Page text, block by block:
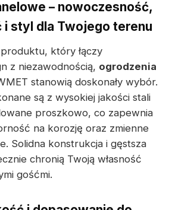
– nowoczesność,
i styl dla Twojego terenu
który łączy
z niezawodnością, ogrodzenia
stanowią doskonały wybór.
są z wysokiej jakości stali
proszkowo, co zapewnia
na korozję oraz zmienne
Solidna konstrukcja i gęstsza
chronią Twoją własność
gośćmi.